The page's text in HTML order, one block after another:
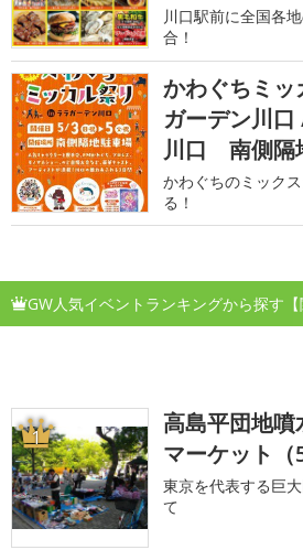
川口駅前に全国各
合！
かわぐちミ
ガーデン川
川口 南側隔
かわぐちのミック
る！
GW人気イベントランキングから探す【
1
高島平団地
マーケット
東京を代表する巨
て